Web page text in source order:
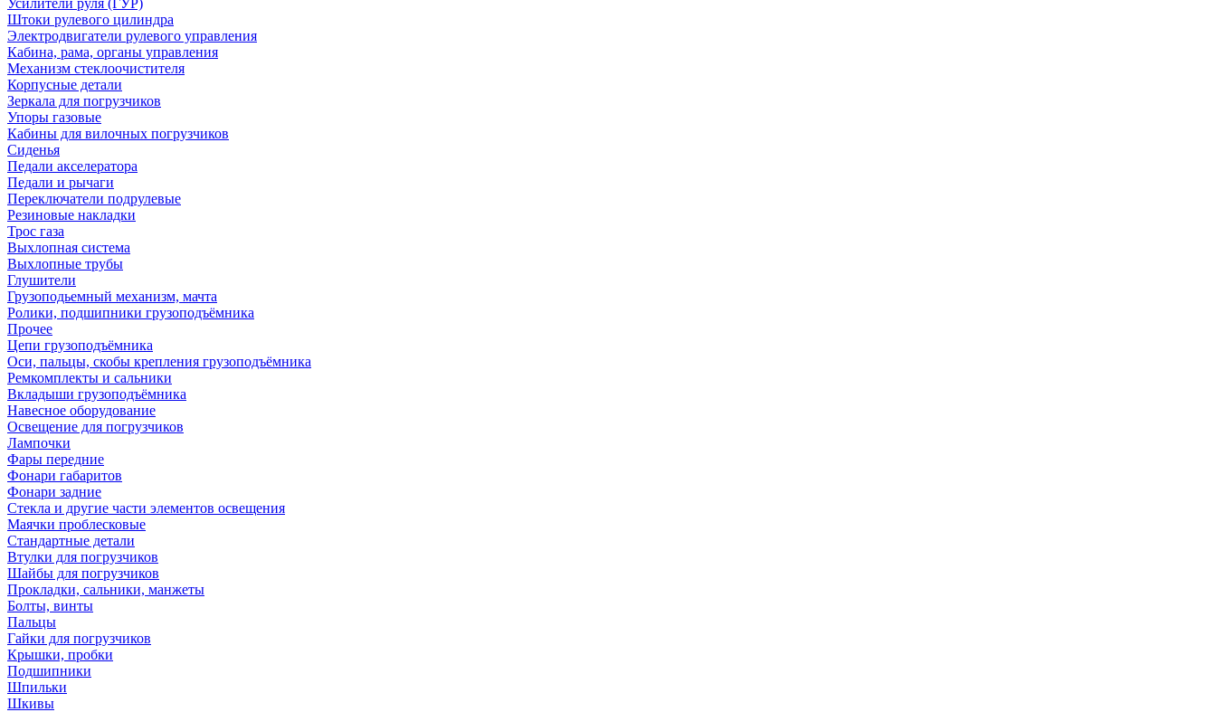
Усилители руля (ГУР)
Штоки рулевого цилиндра
Электродвигатели рулевого управления
Кабина, рама, органы управления
Механизм стеклоочистителя
Корпусные детали
Зеркала для погрузчиков
Упоры газовые
Кабины для вилочных погрузчиков
Сиденья
Педали акселератора
Педали и рычаги
Переключатели подрулевые
Резиновые накладки
Трос газа
Выхлопная система
Выхлопные трубы
Глушители
Грузоподьемный механизм, мачта
Ролики, подшипники грузоподъёмника
Прочее
Цепи грузоподъёмника
Оси, пальцы, скобы крепления грузоподъёмника
Ремкомплекты и сальники
Вкладыши грузоподъёмника
Навесное оборудование
Освещение для погрузчиков
Лампочки
Фары передние
Фонари габаритов
Фонари задние
Стекла и другие части элементов освещения
Маячки проблесковые
Стандартные детали
Втулки для погрузчиков
Шайбы для погрузчиков
Прокладки, сальники, манжеты
Болты, винты
Пальцы
Гайки для погрузчиков
Крышки, пробки
Подшипники
Шпильки
Шкивы